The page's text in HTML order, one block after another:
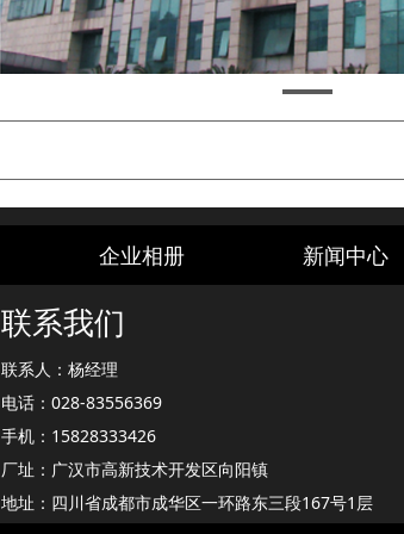
企业相册 新闻中心
联系我们
联系人：杨经理
电话：028-83556369
手机：15828333426
厂址：广汉市高新技术开发区向阳镇
地址：四川省成都市成华区一环路东三段167号1层